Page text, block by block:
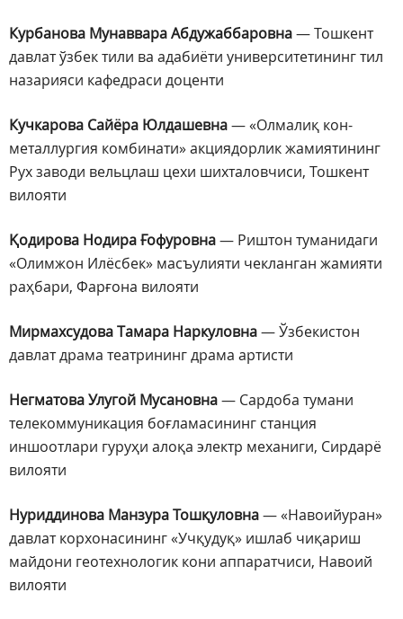
Курбанова Мунаввара Абдужаббаровна— Тошкент
давлат ўзбек тили ва адабиёти университетининг тил
назарияси кафедраси доценти
Кучкарова Сайёра Юлдашевна— «Олмалиқ кон-
металлургия комбинати» акциядорлик жамиятининг
Рух заводи вельцлаш цехи шихталовчиси, Тошкент
вилояти
Қодирова Нодира Ғофуровна— Риштон туманидаги
«Олимжон Илёсбек» масъулияти чекланган жамияти
раҳбари, Фарғона вилояти
Мирмахсудова Тамара Наркуловна— Ўзбекистон
давлат драма театрининг драма артисти
Негматова Улугой Мусановна— Сардоба тумани
телекоммуникация боғламасининг станция
иншоотлари гуруҳи алоқа электр механиги, Сирдарё
вилояти
Нуриддинова МанзураТошқуловна— «Навоийуран»
давлат корхонасининг «Учқудуқ» ишлаб чиқариш
майдони геотехнологик кони аппаратчиси, Навоий
вилояти